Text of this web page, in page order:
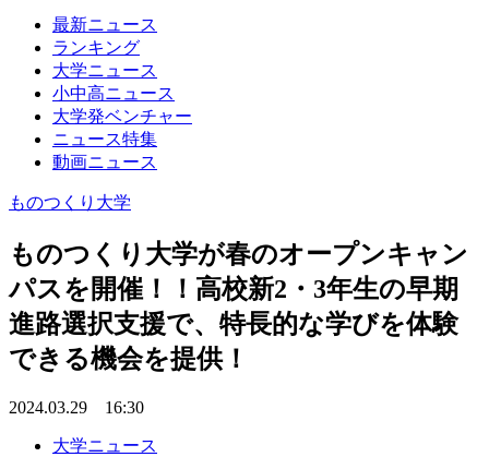
最新ニュース
ランキング
大学ニュース
小中高ニュース
大学発ベンチャー
ニュース特集
動画ニュース
ものつくり大学
ものつくり大学が春のオープンキャン
パスを開催！！高校新2・3年生の早期
進路選択支援で、特長的な学びを体験
できる機会を提供！
2024.03.29 16:30
大学ニュース